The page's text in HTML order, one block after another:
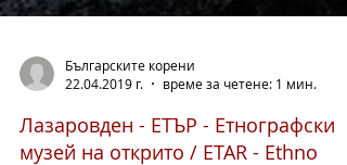
Българските корени
22.04.2019 г.
време за четене: 1 мин.